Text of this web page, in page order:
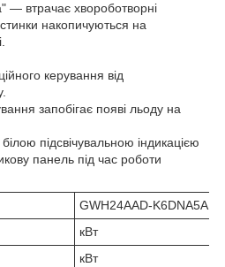
— втрачає хвороботворні
накопичуються на
керування від
запобігає появі льоду на
підсвічувальною індикацією
панель під час роботи
GWH24AAD-K6DNA5A
кВт
кВт